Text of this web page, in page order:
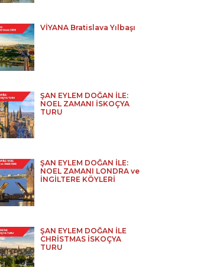
VİYANA Bratislava Yılbaşı
ŞAN EYLEM DOĞAN İLE:
NOEL ZAMANI İSKOÇYA
TURU
ŞAN EYLEM DOĞAN İLE:
NOEL ZAMANI LONDRA ve
İNGİLTERE KÖYLERİ
ŞAN EYLEM DOĞAN İLE
CHRİSTMAS İSKOÇYA
TURU